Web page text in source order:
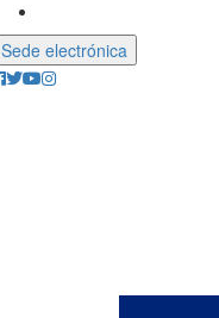
Sede electrónica